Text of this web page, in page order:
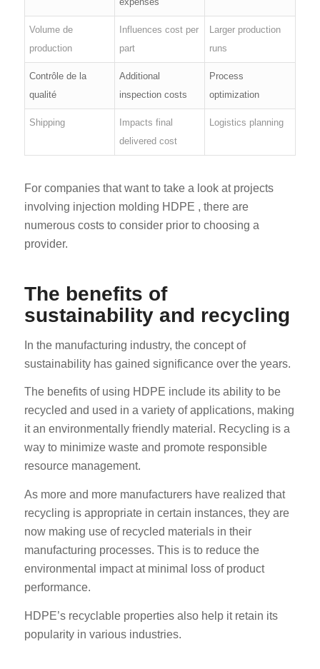
Volume de
production
Influences cost per
part
Larger production
runs
Contrôle de la
qualité
Additional
inspection costs
Process
optimization
Shipping
Impacts final
delivered cost
Logistics planning
For companies that want to take a look at projects
involving injection molding HDPE , there are
numerous costs to consider prior to choosing a
provider.
The benefits of
sustainability and recycling
In the manufacturing industry, the concept of
sustainability has gained significance over the years.
The benefits of using HDPE include its ability to be
recycled and used in a variety of applications, making
it an environmentally friendly material. Recycling is a
way to minimize waste and promote responsible
resource management.
As more and more manufacturers have realized that
recycling is appropriate in certain instances, they are
now making use of recycled materials in their
manufacturing processes. This is to reduce the
environmental impact at minimal loss of product
performance.
HDPE’s recyclable properties also help it retain its
popularity in various industries.